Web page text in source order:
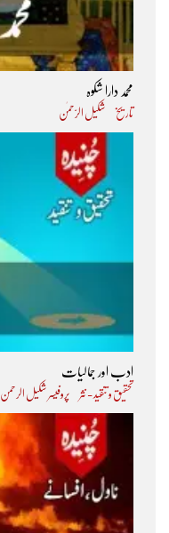
محمد دارا شکوہ
تاریخ شکیل الرّحمٰن
ادب اور جمالیات
تحقیق و تنقید - نثر پروفیسر شکیل الرحمن